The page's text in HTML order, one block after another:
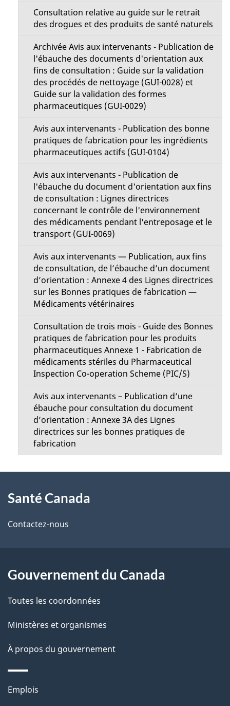
Consultation relative au guide sur le retrait
des drogues et des produits de santé naturels
Archivée Avis aux intervenants - Publication de
l'ébauche des documents d'orientation aux
fins de consultation : Guide sur la validation
des procédés de nettoyage (GUI-0028) et
Guide sur la validation des formes
pharmaceutiques (GUI-0029)
Avis aux intervenants - Publication des bonne
pratiques de fabrication pour les ingrédients
pharmaceutiques actifs (GUI-0104)
Avis aux intervenants - Publication de
l'ébauche du document d'orientation aux fins
de consultation : Lignes directrices
concernant le contrôle de l'environnement
des médicaments pendant l'entreposage et le
transport (GUI-0069)
Avis aux intervenants — Publication, aux fins
de consultation, de l’ébauche d’un document
d’orientation : Annexe 4 des Lignes directrices
sur les Bonnes pratiques de fabrication —
Médicaments vétérinaires
Consultation de trois mois - Guide des Bonnes
pratiques de fabrication pour les produits
pharmaceutiques Annexe 1 - Fabrication de
médicaments stériles du Pharmaceutical
Inspection Co-operation Scheme (PIC/S)
Avis aux intervenants – Publication d’une
ébauche pour consultation du document
d’orientation : Annexe 3A des Lignes
directrices sur les bonnes pratiques de
fabrication
propos
de
site
Santé Canada
Contactez-nous
Gouvernement du Canada
Toutes les coordonnées
Ministères et organismes
À propos du gouvernement
Thèmes
Emplois